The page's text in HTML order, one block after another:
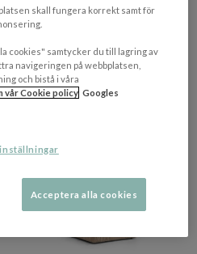
Rek. pris 22 995 kr​​
skall fungera korrekt samt för
cookies" samtycker du till lagring av
navigeringen på webbplatsen,
och bistå i våra
vår Cookie policy Googles
Acceptera alla cookies